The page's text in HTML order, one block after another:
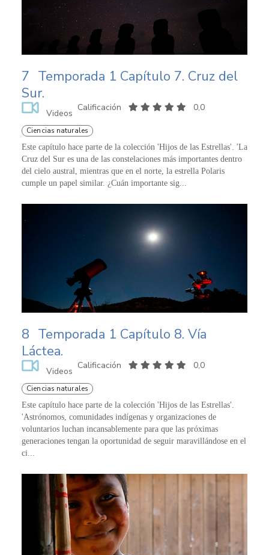
7 Temporada 1 Capítulo 7. Cruz del
Sur.
Videos
Calificación 0,0
Ciencias naturales
Este capítulo hace parte de la colección 'Hijos de las Estrellas'. 'La
Cruz del Sur es una de las constelaciones más importantes dentro
del cielo austral, mientras que en el norte, la estrella Polaris
cumple un papel similar. ¿Cuán importante sig...
8 Temporada 1 Capítulo 8. Vía
Láctea.
Videos
Calificación 0,0
Ciencias naturales
Este capítulo hace parte de la colección 'Hijos de las Estrellas'.
'Astrónomos, comunidades indígenas y organizaciones de
voluntarios luchan incansablemente para que las próximas
generaciones tengan la oportunidad de seguir maravillándose en el
ci...